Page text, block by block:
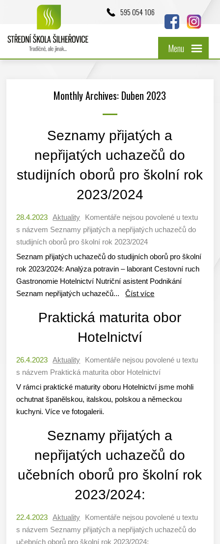
595 054 106
Menu
Monthly Archives: Duben 2023
Seznamy přijatých a
nepřijatých uchazečů do
studijních oborů pro školní rok
2023/2024
28.4.2023 Aktuality Komentáře nejsou povolené u textu
s názvem Seznamy přijatých a nepřijatých uchazečů do
studijních oborů pro školní rok 2023/2024
Seznam přijatých uchazečů do studijních oborů pro školní
rok 2023/2024: Analýza potravin – laborant Cestovní ruch
Gastronomie Hotelnictví Nutriční asistent Podnikání
Seznam nepřijatých uchazečů...Číst více
Praktická maturita obor
Hotelnictví
26.4.2023 Aktuality Komentáře nejsou povolené u textu
s názvem Praktická maturita obor Hotelnictví
V rámci praktické maturity oboru Hotelnictví jsme mohli
ochutnat španělskou, italskou, polskou a německou
kuchyni. Více ve fotogalerii.
Seznamy přijatých a
nepřijatých uchazečů do
učebních oborů pro školní rok
2023/2024:
22.4.2023 Aktuality Komentáře nejsou povolené u textu
s názvem Seznamy přijatých a nepřijatých uchazečů do
učebních oborů pro školní rok 2023/2024: